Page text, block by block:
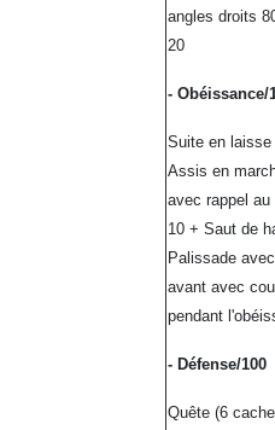
angles droits
20
- Obéissance/
Suite en
Assis en
avec rappel
10 + Saut de
Palissade
avant avec
pendant
- Défense/100
Quête (6